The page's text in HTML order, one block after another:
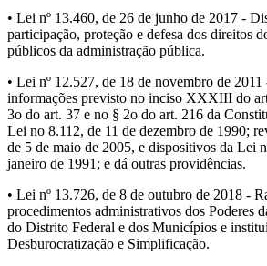
• Lei nº 13.460, de 26 de junho de 2017 -
participação, proteção e defesa dos direitos
públicos da administração pública.
• Lei nº 12.527, de 18 de novembro de 2011
informações previsto no inciso XXXIII do
3o do art. 37 e no § 2o do art. 216 da
Lei no 8.112, de 11 de dezembro de 1990;
de 5 de maio de 2005, e dispositivos da Lei
janeiro de 1991; e dá outras providências.
• Lei nº 13.726, de 8 de outubro de 2018 -
procedimentos administrativos dos Poderes
do Distrito Federal e dos Municípios e
Desburocratização e Simplificação.